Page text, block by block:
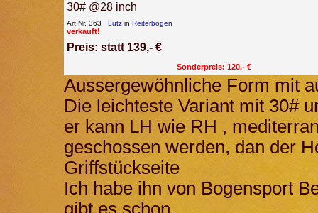
30# @28 inch
Art.Nr. 363 Lutz in Reiterbogen
verkauft!
Preis: statt 139,- €
Sonderpreis: 120,- €
Aussergewöhnliche Form mit
Die leichteste Variant mit 30#
er kann LH wie RH ,
geschossen werden, dan der
Griffstückseite
Ich habe ihn von Bogensport
gibt es schon.